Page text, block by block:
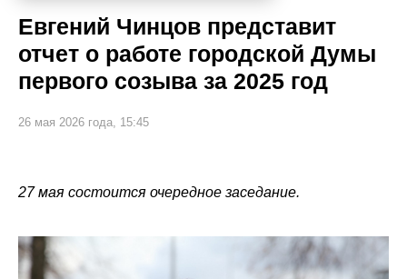
Евгений Чинцов представит
отчет о работе городской Думы
первого созыва за 2025 год
26 мая 2026 года, 15:45
27 мая состоится очередное заседание.